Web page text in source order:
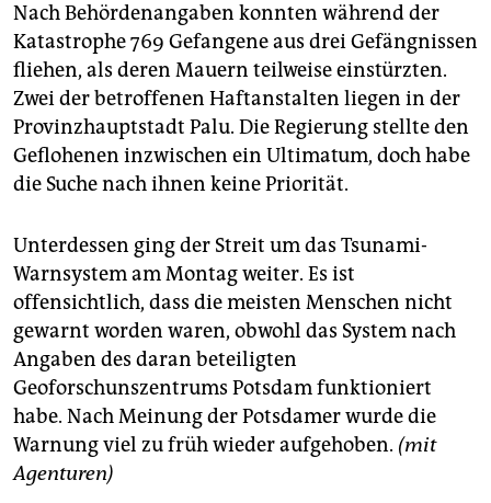
Nach Behördenangaben konnten während der
Katastrophe 769 Gefangene aus drei Gefängnissen
fliehen, als deren Mauern teilweise einstürzten.
Zwei der betroffenen Haftanstalten liegen in der
Provinzhauptstadt Palu. Die Regierung stellte den
Geflohenen inzwischen ein Ultimatum, doch habe
die Suche nach ihnen keine Priorität.
Unterdessen ging der Streit um das Tsunami-
Warnsystem am Montag weiter. Es ist
offensichtlich, dass die meisten Menschen nicht
gewarnt worden waren, obwohl das System nach
Angaben des daran beteiligten
Geoforschunszentrums Potsdam funktioniert
habe. Nach Meinung der Potsdamer wurde die
Warnung viel zu früh wieder aufgehoben. (mit
Agenturen)